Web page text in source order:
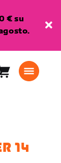
€ su
Carrello0
14